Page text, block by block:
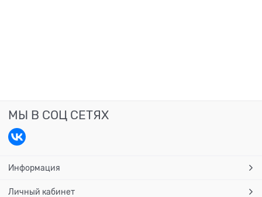
МЫ В СОЦ СЕТЯХ
Информация
Личный кабинет